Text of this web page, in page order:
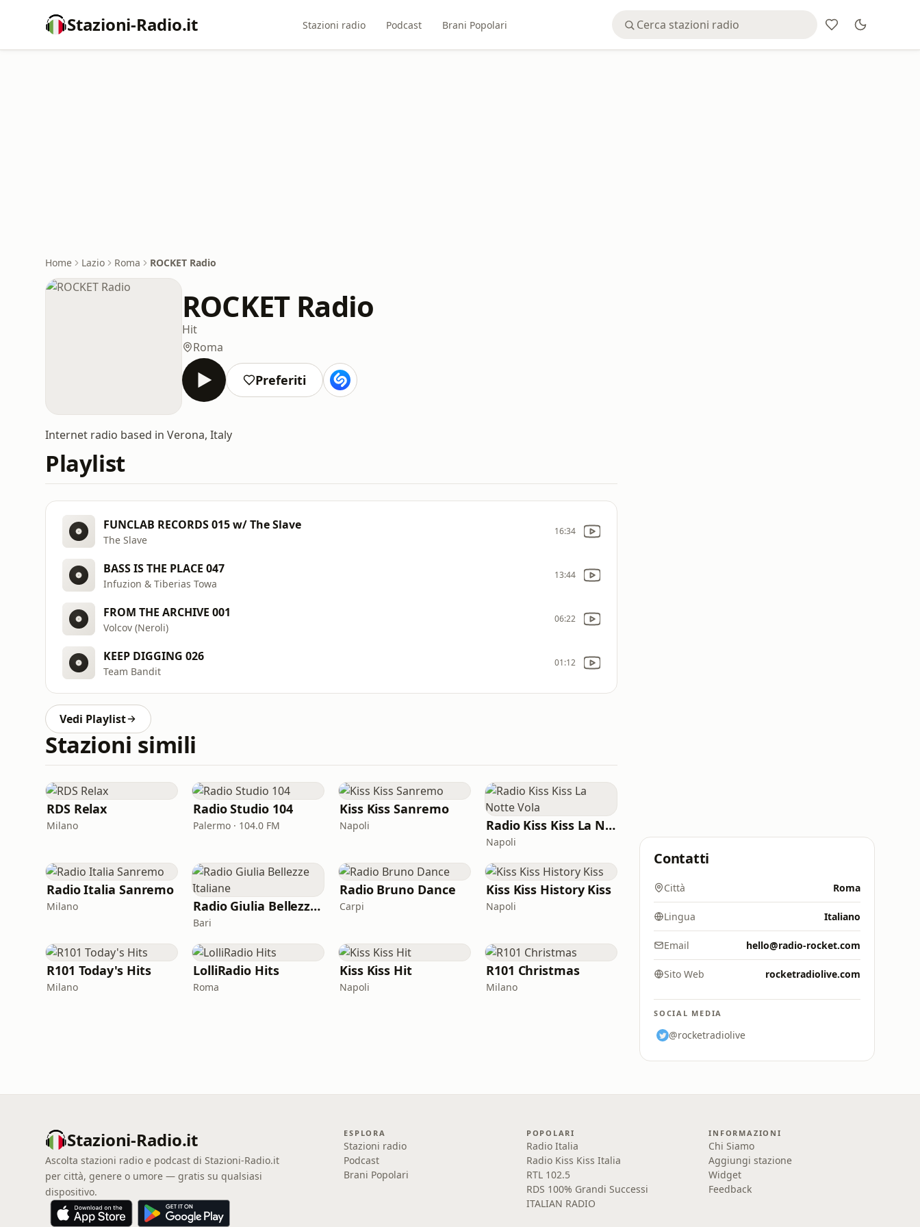
Stazioni-Radio.it Stazioni radio Podcast Brani Popolari
Home Lazio Roma ROCKET Radio
ROCKET Radio
Hit
Roma
Preferiti
Internet radio based in Verona, Italy
Playlist
FUNCLAB RECORDS 015 w/ The Slave
The Slave
16:34
BASS IS THE PLACE 047
Infuzion & Tiberias Towa
13:44
FROM THE ARCHIVE 001
Volcov (Neroli)
06:22
KEEP DIGGING 026
Team Bandit
01:12
Vedi Playlist
Stazioni simili
RDS Relax
Milano
Radio Studio 104
Palermo · 104.0 FM
Kiss Kiss Sanremo
Napoli Radio Kiss Kiss La Notte Vola
Napoli
Radio Italia Sanremo
Milano Radio Giulia Bellezze Italiane
Bari
Radio Bruno Dance
Carpi
Kiss Kiss History Kiss
Napoli
R101 Today's Hits
Milano
LolliRadio Hits
Roma
Kiss Kiss Hit
Napoli
R101 Christmas
Milano
Contatti
Città Roma
Lingua Italiano
Email hello@radio-rocket.com
Sito Web rocketradiolive.com
SOCIAL MEDIA
@rocketradiolive
Stazioni-Radio.it
Ascolta stazioni radio e podcast di Stazioni-Radio.it
per città, genere o umore — gratis su qualsiasi
dispositivo.
ESPLORA
Stazioni radio
Podcast
Brani Popolari
POPOLARI
Radio Italia
Radio Kiss Kiss Italia
RTL 102.5
RDS 100% Grandi Successi
ITALIAN RADIO
INFORMAZIONI
Chi Siamo
Aggiungi stazione
Widget
Feedback